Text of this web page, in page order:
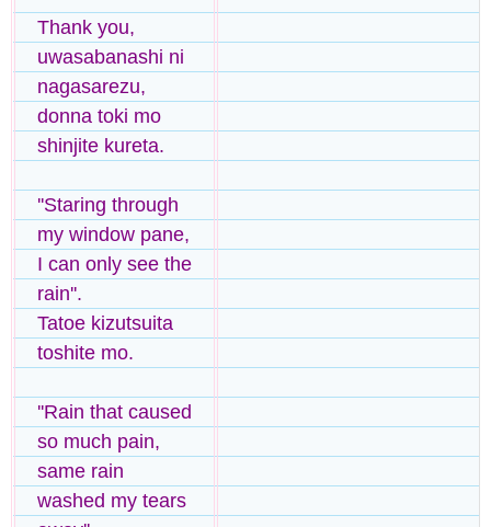
Thank you,
uwasabanashi ni
nagasarezu,
donna toki mo
shinjite kureta.
''Staring through
my window pane,
I can only see the
rain''.
Tatoe kizutsuita
toshite mo.
''Rain that caused
so much pain,
same rain
washed my tears